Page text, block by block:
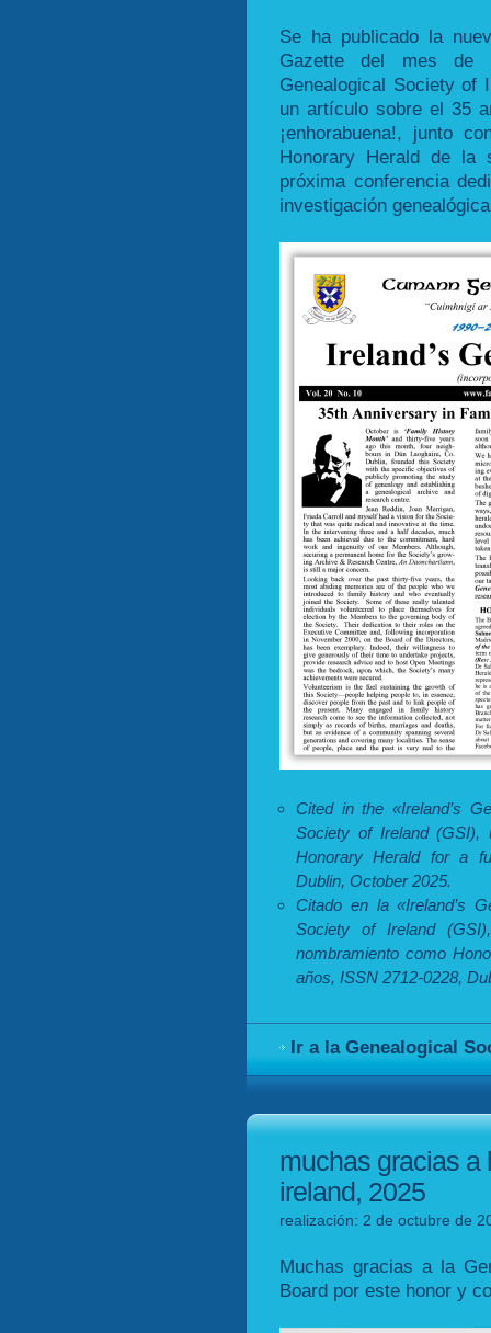
Se ha publicado la
Gazette del mes de
Genealogical Society of
un artículo sobre el 35
¡enhorabuena!, junto
Honorary Herald de la
próxima conferencia
investigación
Cited in the «Ireland’s
Society of Ireland (GSI),
Honorary Herald for a
Dublin, October 2025.
Citado en la «Ireland’s
Society of Ireland
nombramiento como
años, ISSN 2712-0228,
Ir a la Genealogical
muchas gracias a
ireland, 2025
realización: 2 de octubre de
Muchas gracias a la
Board por este honor y